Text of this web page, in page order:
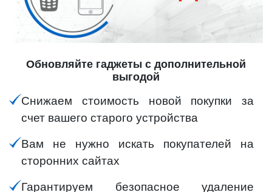
Обновляйте гаджеты с дополнительной
выгодой
Снижаем стоимость новой покупки за
счет вашего старого устройства
Вам не нужно искать покупателей на
сторонних сайтах
Гарантируем безопасное удаление